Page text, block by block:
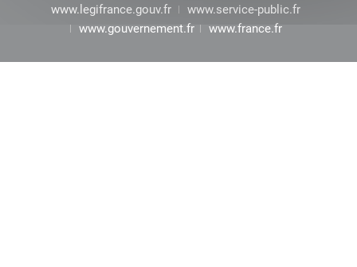
www.legifrance.gouv.fr
www.service-public.fr
www.gouvernement.fr
www.france.fr